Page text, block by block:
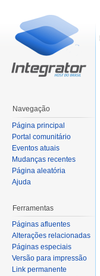
Navegação
Página principal
Portal comunitário
Eventos atuais
Mudanças recentes
Página aleatória
Ajuda
Ferramentas
Páginas afluentes
Alterações relacionadas
Páginas especiais
Versão para impressão
Link permanente